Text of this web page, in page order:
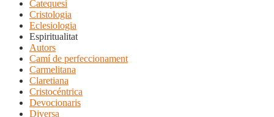
Catequesi
Cristologia
Eclesiologia
Espiritualitat
Autors
Camí de perfeccionament
Carmelitana
Claretiana
Cristocéntrica
Devocionaris
Diversa